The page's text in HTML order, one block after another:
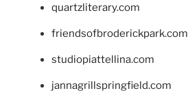
quartzliterary.com
friendsofbroderickpark.com
studiopiattellina.com
jannagrillspringfield.com